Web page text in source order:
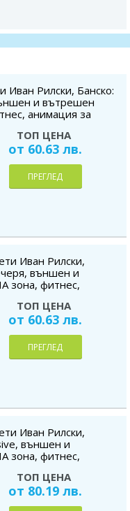
Иван Рилски, Банско:
и вътрешен
анимация за
ТОП ЦЕНА
от 60.63 лв.
ПРЕГЛЕД
Иван Рилски,
външен и
зона, фитнес,
до 5.99г.
ТОП ЦЕНА
от 60.63 лв.
ПРЕГЛЕД
Иван Рилски,
външен и
зона, фитнес,
до 5.99г.
ТОП ЦЕНА
от 80.19 лв.